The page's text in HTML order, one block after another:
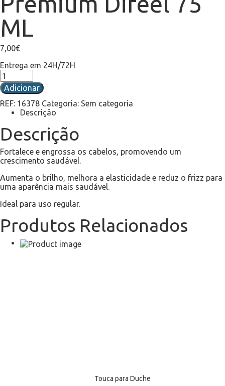
ML
7,00€
Entrega em 24H/72H
Adicionar
REF: 16378 Categoria: Sem categoria
Descrição
Descrição
Fortalece e engrossa os cabelos, promovendo um
crescimento saudável.
Aumenta o brilho, melhora a elasticidade e reduz o frizz para
uma aparência mais saudável.
Ideal para uso regular.
Produtos Relacionados
Touca para Duche